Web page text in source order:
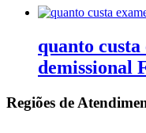
quanto custa
demissional
Regiões de